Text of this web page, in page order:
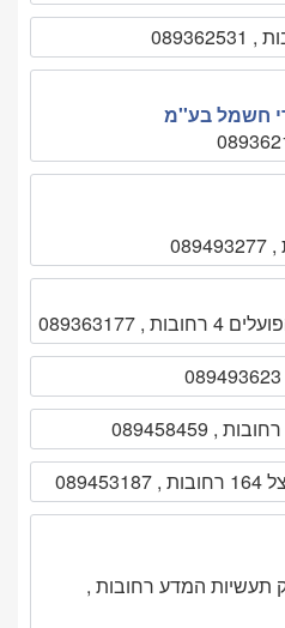
, 089363177
2 ,פארק תעשיות המדע רחובות ,